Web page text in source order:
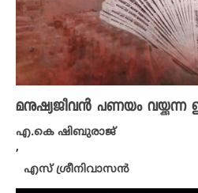
മനുഷ്യജീവൻ പണയം
എ.കെ ഷിബുരാജ്
,
എസ് ശ്രീനിവാസൻ